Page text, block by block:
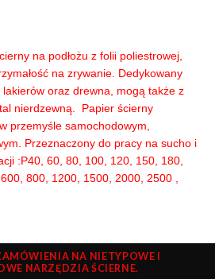
na podłożu z folii poliestrowej,
na zrywanie. Dedykowany
oraz drewna, mogą także z
nierdzewną. Papier ścierny
przemyśle samochodowym,
Przeznaczony do pracy na sucho i
:P40, 60, 80, 100, 120, 150, 180,
800, 1200, 1500, 2000, 2500 ,
NA NIETYPOWE I
NARZĘDZIA ŚCIERNE.